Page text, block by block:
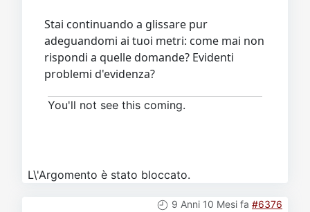
Stai continuando a glissare pur
adeguandomi ai tuoi metri: come mai non
rispondi a quelle domande? Evidenti
problemi d'evidenza?
You'll not see this coming.
L\'Argomento è stato bloccato.
9 Anni 10 Mesi fa #6376